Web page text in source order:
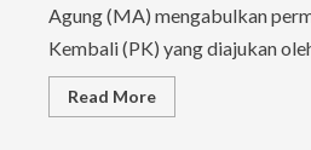
Agung (MA) mengabulkan
Kembali (PK) yang diajukan
Read MoreRead
more